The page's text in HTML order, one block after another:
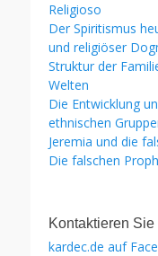
Religioso
Der Spiritismus
und religiöser
Struktur der
Welten
Die Entwicklung
ethnischen
Jeremia und die
Die falschen
Kontaktieren Sie
kardec.de auf